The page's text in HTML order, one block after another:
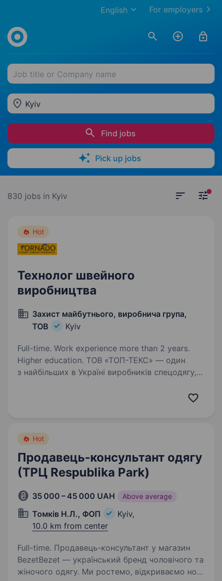
For employers
English
Job title or Company name
Kyiv
Find jobs
Pick up jobs
830 jobs in Kyiv
Hot
Технолог швейного
виробництва
Захист майбутнього, виробнича група,
ТОВ
Kyiv
Full-time. Work experience more than 2 years.
Higher education. ТОВ «ТОП-ТЕКС» — один
з найбільших в Україні виробників спецодягу,
Hot
Продавець-консультант одягу
(ТРЦ Respublika Park)
35 000 – 45 000 UAH Above average
Томків Н.Л., ФОП
Kyiv,
10.0 km from center
Full-time. Продавець-консультант у магазин
BezetBezet — український бренд чоловічого та
жіночого одягу. Ми ростемо, відкриваємо нові